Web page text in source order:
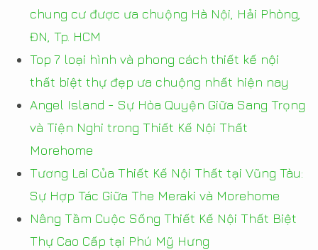
chung cư được ưa chuộng Hà Nội, Hải Phòng,
ĐN, Tp. HCM
Top 7 loại hình và phong cách thiết kế nội
thất biệt thự đẹp ưa chuộng nhất hiện nay
Angel Island - Sự Hòa Quyện Giữa Sang Trọng
và Tiện Nghi trong Thiết Kế Nội Thất
Morehome
Tương Lai Của Thiết Kế Nội Thất tại Vũng Tàu:
Sự Hợp Tác Giữa The Meraki và Morehome
Nâng Tầm Cuộc Sống Thiết Kế Nội Thất Biệt
Thự Cao Cấp tại Phú Mỹ Hưng